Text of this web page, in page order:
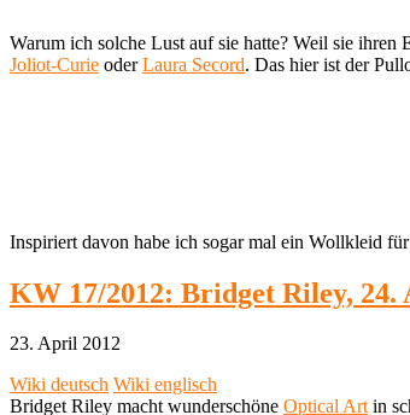
Warum ich solche Lust auf sie hatte? Weil sie ihren
Joliot-Curie oderLaura Secord. Das hier ist der
Inspiriert davon habe ich sogar mal ein Wollkleid
KW 17/2012: Bridget Riley, 24.
23. April 2012
Wiki deutsch Wiki englisch
Bridget Riley macht wunderschöne Optical Artin